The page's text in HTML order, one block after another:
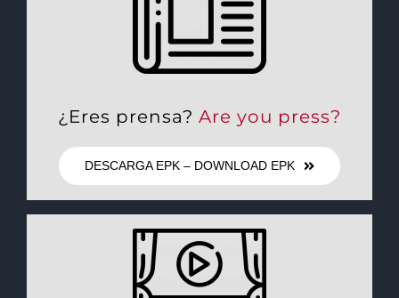
¿Eres prensa? Are you press?
DESCARGA EPK – DOWNLOAD EPK